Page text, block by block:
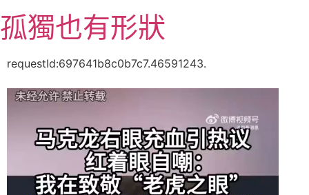
至
主
容
孤獨也有形狀
requestId:697641b8c0b7c7.46591243.